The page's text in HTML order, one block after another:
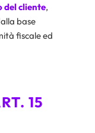
del cliente,
base
fiscale ed
15